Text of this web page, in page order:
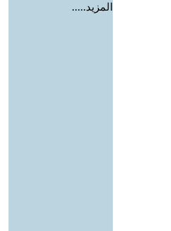
المزيد.....